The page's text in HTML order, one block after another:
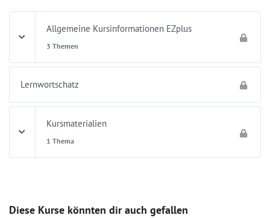
Allgemeine Kursinformationen EZplus
3 Themen
Lernwortschatz
Kursmaterialien
1 Thema
Diese Kurse könnten dir auch gefallen